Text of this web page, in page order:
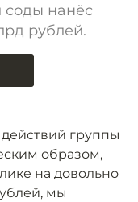
соды нанёс
рублей.
группы
образом,
на довольно
мы